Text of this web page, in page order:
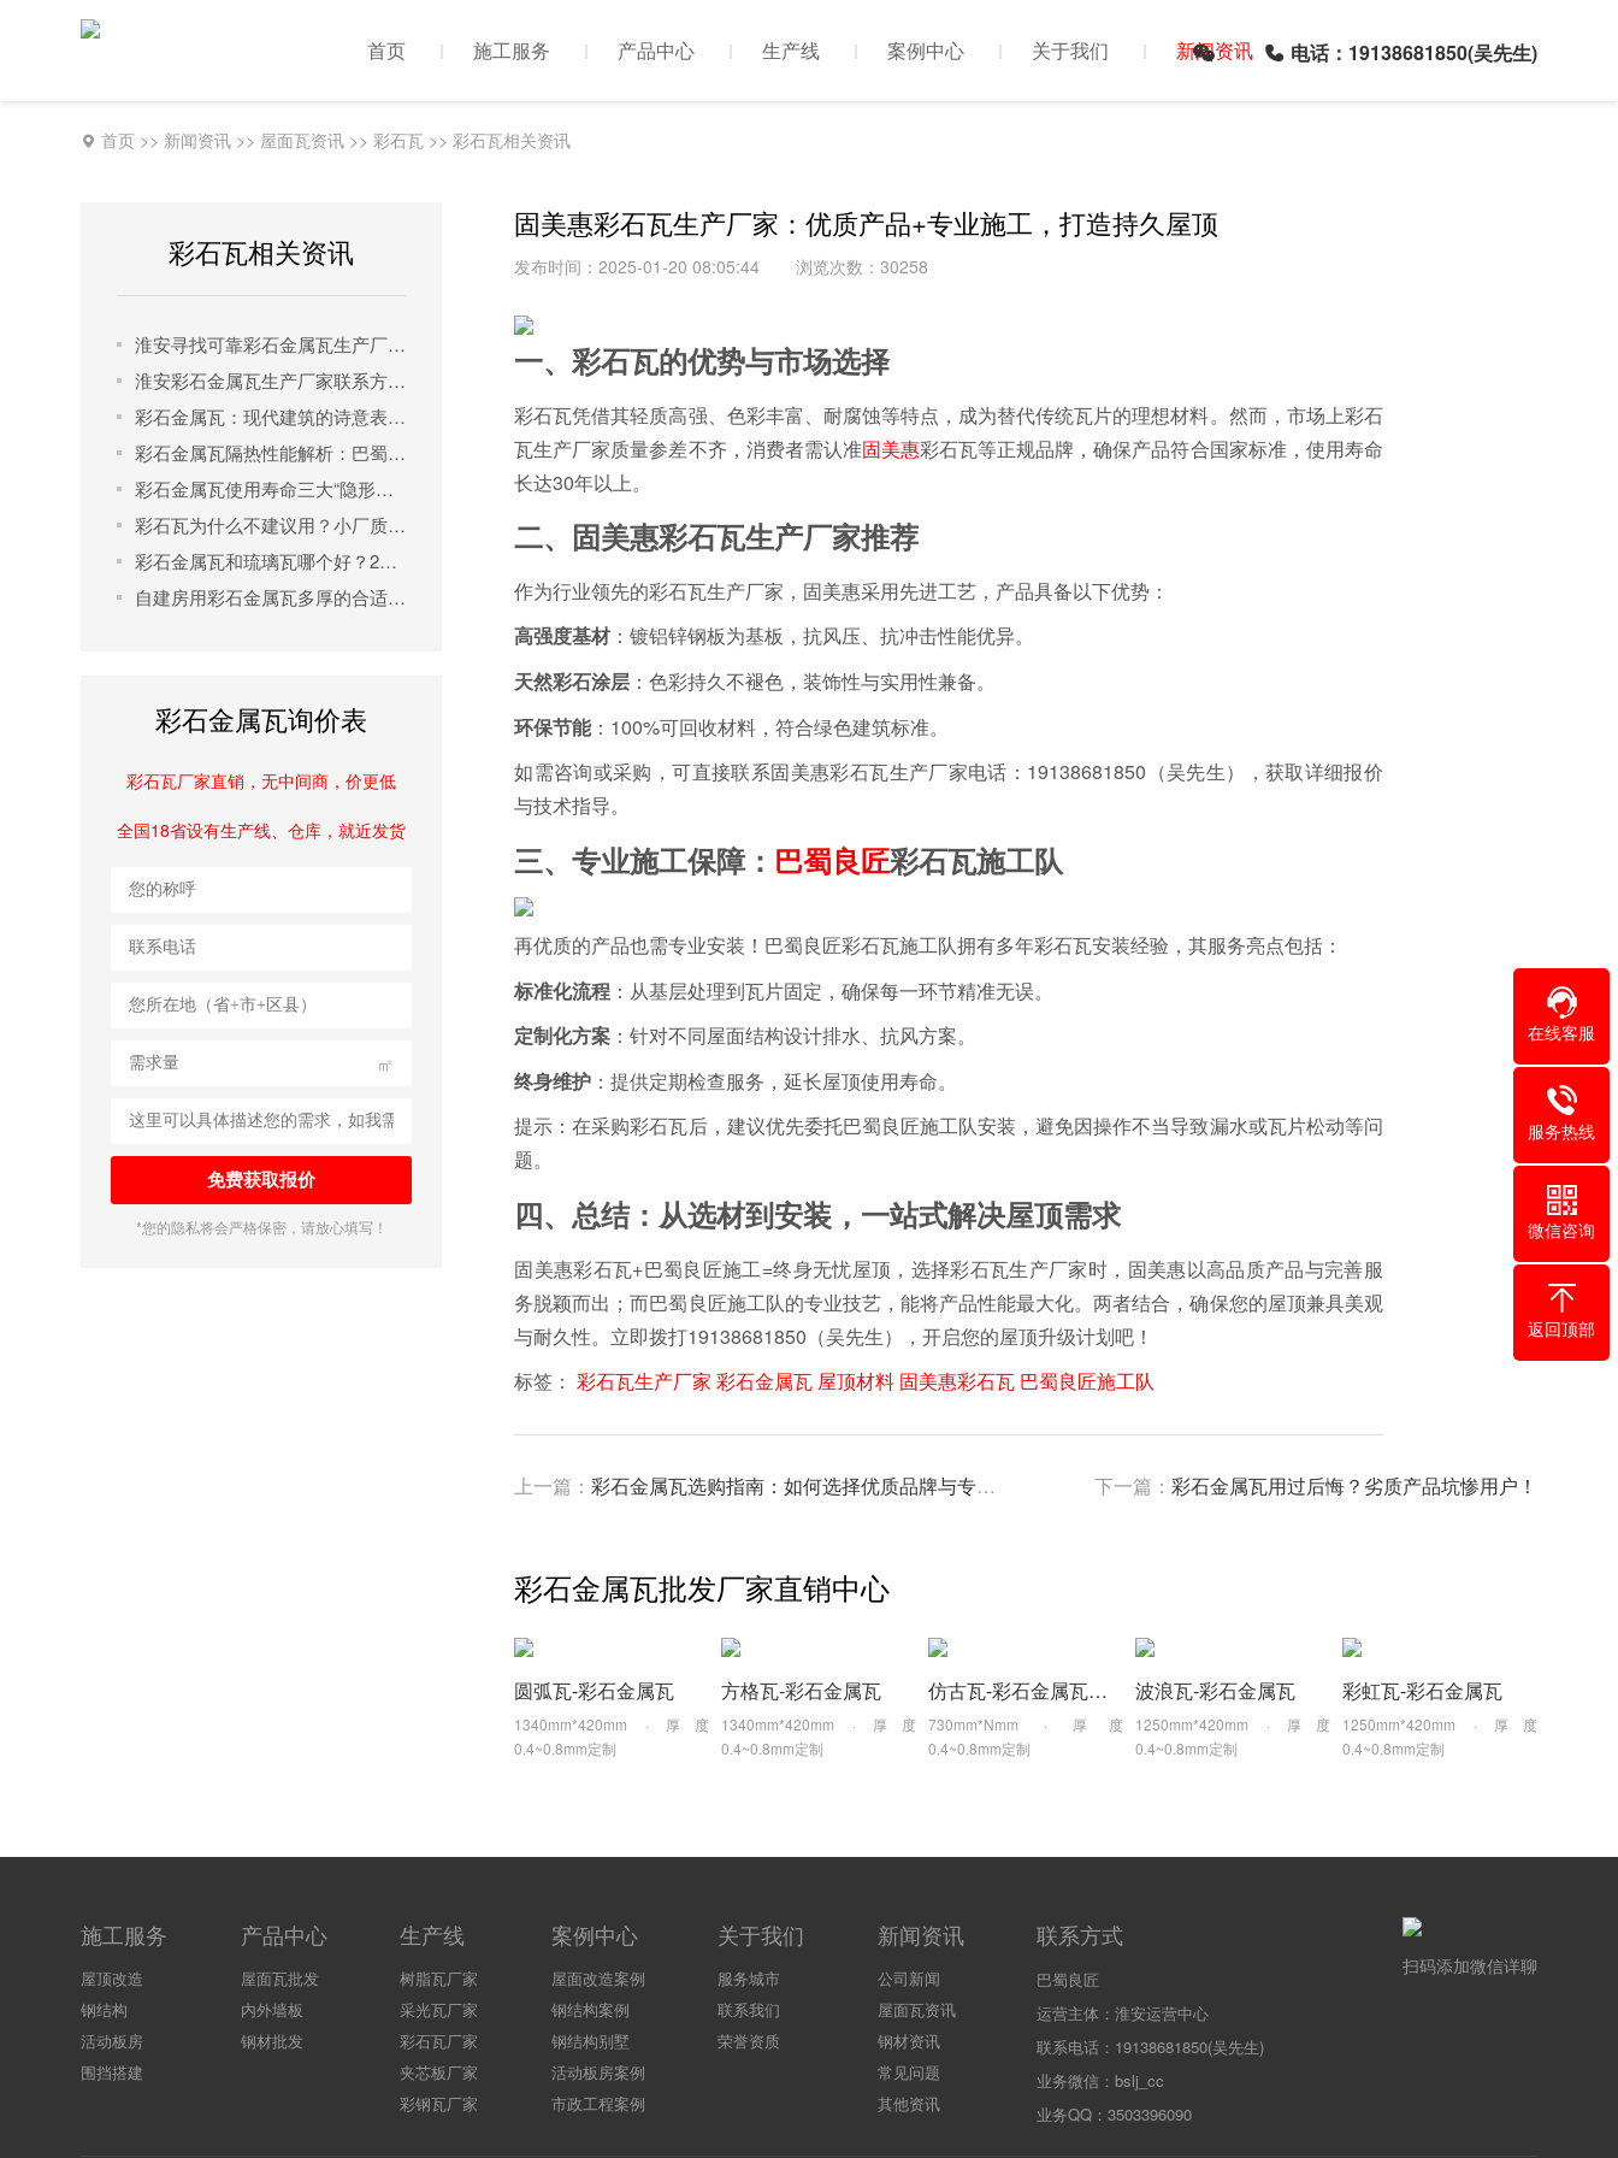
首页 施工服务 产品中心 生产线 案例中心 关于我们 新闻资讯 电话：19138681850(吴先生)
首页 >> 新闻资讯 >> 屋面瓦资讯 >>彩石瓦 >>彩石瓦相关资讯
彩石瓦相关资讯
淮安寻找可靠彩石金属瓦生产厂家联系方式？全面解析巴蜀良匠的品牌与产品优势
淮安彩石金属瓦生产厂家联系方式：如何找到靠谱供应商？
彩石金属瓦：现代建筑的诗意表达，巴蜀良匠演绎屋顶美学革命
彩石金属瓦隔热性能解析：巴蜀良匠如何用科技重新定义建筑降温标准
彩石金属瓦使用寿命三大“隐形杀手”：高盐、酸碱污染与防护层破坏，巴蜀良匠为您保驾护航
彩石瓦为什么不建议用？小厂质量问题频发，选对品牌是关键
彩石金属瓦和琉璃瓦哪个好？2025屋面瓦选购全攻略
自建房用彩石金属瓦多厚的合适？2025年最新选材指南
彩石金属瓦询价表
彩石瓦厂家直销，无中间商，价更低
全国18省设有生产线、仓库，就近发货
㎡
*您的隐私将会严格保密，请放心填写！
固美惠彩石瓦生产厂家：优质产品+专业施工，打造持久屋顶
发布时间：2025-01-20 08:05:44 浏览次数：30258
一、彩石瓦的优势与市场选择
彩石瓦凭借其轻质高强、色彩丰富、耐腐蚀等特点，成为替代传统瓦片的理想材料。然而，市场上彩石
瓦生产厂家质量参差不齐，消费者需认准固美惠彩石瓦等正规品牌，确保产品符合国家标准，使用寿命
长达30年以上。
二、固美惠彩石瓦生产厂家推荐
作为行业领先的彩石瓦生产厂家，固美惠采用先进工艺，产品具备以下优势：
高强度基材：镀铝锌钢板为基板，抗风压、抗冲击性能优异。
天然彩石涂层 ：色彩持久不褪色，装饰性与实用性兼备。
环保节能：100%可回收材料，符合绿色建筑标准。
如需咨询或采购，可直接联系固美惠彩石瓦生产厂家电话：19138681850（吴先生），获取详细报价
与技术指导。
三、专业施工保障： 巴蜀良匠彩石瓦施工队
再优质的产品也需专业安装！巴蜀良匠彩石瓦施工队拥有多年彩石瓦安装经验，其服务亮点包括：
标准化流程 ：从基层处理到瓦片固定，确保每一环节精准无误。
定制化方案 ：针对不同屋面结构设计排水、抗风方案。
终身维护 ：提供定期检查服务，延长屋顶使用寿命。
提示：在采购彩石瓦后，建议优先委托巴蜀良匠施工队安装，避免因操作不当导致漏水或瓦片松动等问
题。
四、总结：从选材到安装，一站式解决屋顶需求
固美惠彩石瓦+巴蜀良匠施工=终身无忧屋顶，选择彩石瓦生产厂家时，固美惠以高品质产品与完善服
务脱颖而出；而巴蜀良匠施工队的专业技艺，能将产品性能最大化。两者结合，确保您的屋顶兼具美观
与耐久性。立即拨打19138681850（吴先生），开启您的屋顶升级计划吧！
标签：彩石瓦生产厂家 彩石金属瓦 屋顶材料 固美惠彩石瓦 巴蜀良匠施工队
上一篇：彩石金属瓦选购指南：如何选择优质品牌与专业施工队 下一篇： 彩石金属瓦用过后悔？劣质产品坑惨用户！
彩石金属瓦批发厂家直销中心
圆弧瓦-彩石金属瓦
1340mm*420mm · 厚度
0.4~0.8mm定制
方格瓦-彩石金属瓦
1340mm*420mm · 厚度
0.4~0.8mm定制
仿古瓦-彩石金属瓦筒瓦
730mm*Nmm · 厚度
0.4~0.8mm定制
波浪瓦-彩石金属瓦
1250mm*420mm · 厚度
0.4~0.8mm定制
彩虹瓦-彩石金属瓦
1250mm*420mm · 厚度
0.4~0.8mm定制
施工服务
屋顶改造
钢结构
活动板房
围挡搭建
产品中心
屋面瓦批发
内外墙板
钢材批发
生产线
树脂瓦厂家
采光瓦厂家
彩石瓦厂家
夹芯板厂家
彩钢瓦厂家
案例中心
屋面改造案例
钢结构案例
钢结构别墅
活动板房案例
市政工程案例
关于我们
服务城市
联系我们
荣誉资质
新闻资讯
公司新闻
屋面瓦资讯
钢材资讯
常见问题
其他资讯
联系方式
巴蜀良匠
运营主体：淮安运营中心
联系电话：19138681850(吴先生)
业务微信：bslj_cc
业务QQ：3503396090
扫码添加微信详聊
在线客服
服务热线
微信咨询
返回顶部